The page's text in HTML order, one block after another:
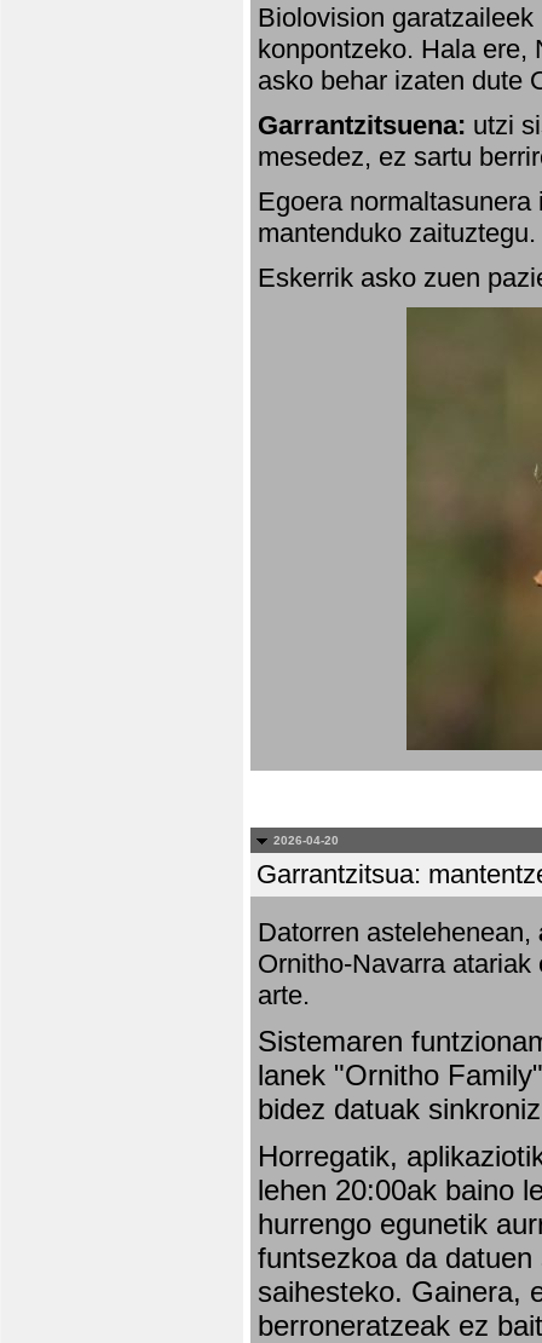
Biolovision
konpontzeko. Hala ere,
asko behar izaten dute
Garrantzitsuena: utzi
mesedez, ez sartu
Egoera
mantenduko
Eskerrik asko zuen
2026-04-20
Garrantzitsua:
Datorren astelehenean,
Ornitho-Navarra
arte.
Sistemaren
lanek "Ornitho
bidez datuak
Horregatik,
lehen 20:00ak baino
hurrengo egunetik
funtsezkoa da
saihesteko. Gainera,
berroneratzeak ez